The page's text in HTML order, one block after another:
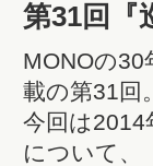
第31回『
MONOの
載の第31回
今回は2014
について、